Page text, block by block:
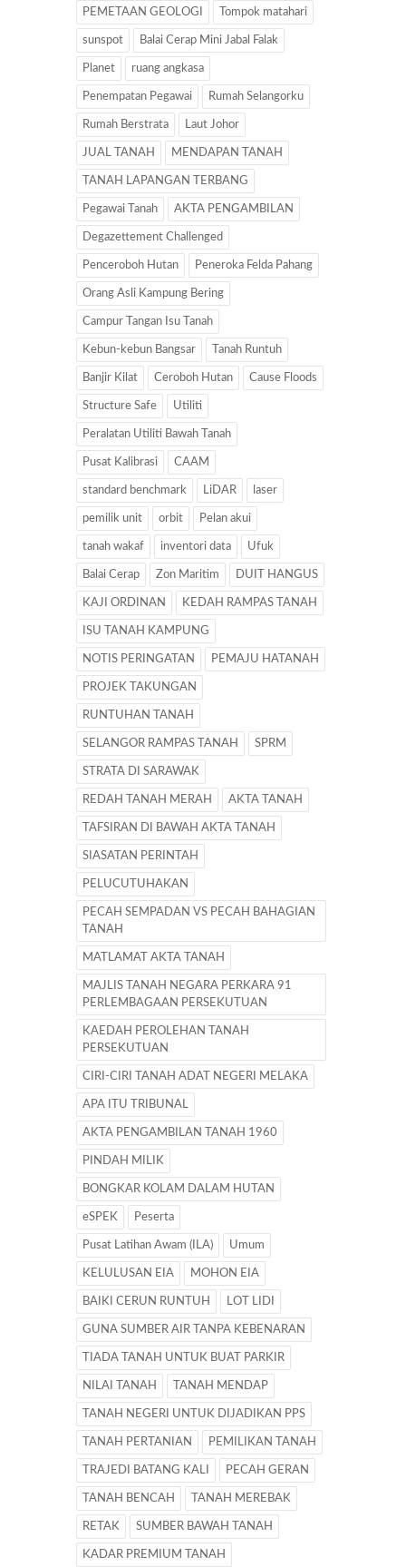
PEMETAAN GEOLOGI Tompok matahari
sunspot Balai Cerap Mini Jabal Falak
Planet ruang angkasa
Penempatan Pegawai Rumah Selangorku
Rumah Berstrata Laut Johor
JUAL TANAH MENDAPAN TANAH
TANAH LAPANGAN TERBANG
Pegawai Tanah AKTA PENGAMBILAN
Degazettement Challenged
Penceroboh Hutan Peneroka Felda Pahang
Orang Asli Kampung Bering
Campur Tangan Isu Tanah
Kebun-kebun Bangsar Tanah Runtuh
Banjir Kilat Ceroboh Hutan Cause Floods
Structure Safe Utiliti
Peralatan Utiliti Bawah Tanah
Pusat Kalibrasi CAAM
standard benchmark LiDAR laser
pemilik unit orbit Pelan akui
tanah wakaf inventori data Ufuk
Balai Cerap Zon Maritim DUIT HANGUS
KAJI ORDINAN KEDAH RAMPAS TANAH
ISU TANAH KAMPUNG
NOTIS PERINGATAN PEMAJU HATANAH
PROJEK TAKUNGAN
RUNTUHAN TANAH
SELANGOR RAMPAS TANAH SPRM
STRATA DI SARAWAK
REDAH TANAH MERAH AKTA TANAH
TAFSIRAN DI BAWAH AKTA TANAH
SIASATAN PERINTAH
PELUCUTUHAKAN
PECAH SEMPADAN VS PECAH BAHAGIAN
TANAH
MATLAMAT AKTA TANAH
MAJLIS TANAH NEGARA PERKARA 91
PERLEMBAGAAN PERSEKUTUAN
KAEDAH PEROLEHAN TANAH
PERSEKUTUAN
CIRI-CIRI TANAH ADAT NEGERI MELAKA
APA ITU TRIBUNAL
AKTA PENGAMBILAN TANAH 1960
PINDAH MILIK
BONGKAR KOLAM DALAM HUTAN
eSPEK Peserta
Pusat Latihan Awam (ILA) Umum
KELULUSAN EIA MOHON EIA
BAIKI CERUN RUNTUH LOT LIDI
GUNA SUMBER AIR TANPA KEBENARAN
TIADA TANAH UNTUK BUAT PARKIR
NILAI TANAH TANAH MENDAP
TANAH NEGERI UNTUK DIJADIKAN PPS
TANAH PERTANIAN PEMILIKAN TANAH
TRAJEDI BATANG KALI PECAH GERAN
TANAH BENCAH TANAH MEREBAK
RETAK SUMBER BAWAH TANAH
KADAR PREMIUM TANAH